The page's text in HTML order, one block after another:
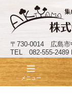
〒730-0014 広島市
TEL 082-555-
© 株
メニュー